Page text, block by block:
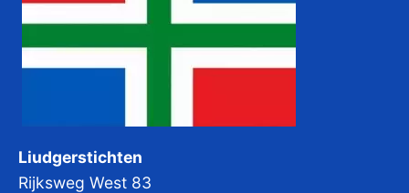
Liudgerstichten
Rijksweg West 83